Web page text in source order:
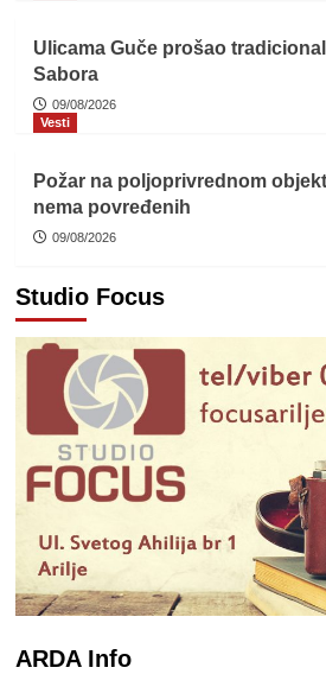
Ulicama Guče prošao
Sabora
09/08/2026
Vesti
Požar na poljoprivrednom
nema povređenih
09/08/2026
Studio Focus
ARDA Info